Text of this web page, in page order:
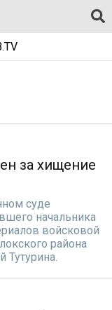
за хищение
суде
начальника
войсковой
района
Тутурина.